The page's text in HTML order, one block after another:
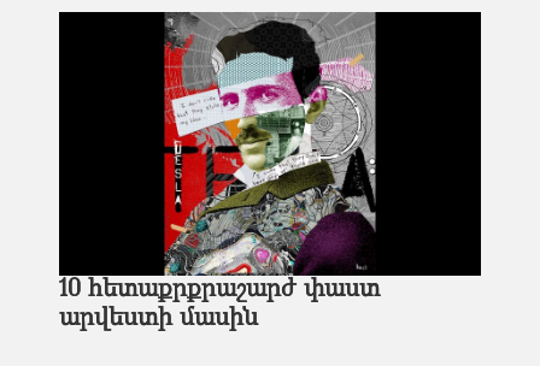
10 հետաքրքրաշարժ փաստ
արվեստի մասին